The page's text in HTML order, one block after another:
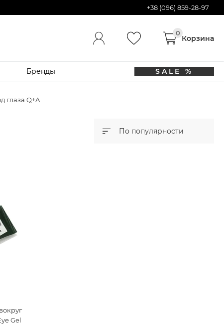
+38 (096) 859-28-97
Бренды SALE %
глаза Q+A
По популярности
Gel